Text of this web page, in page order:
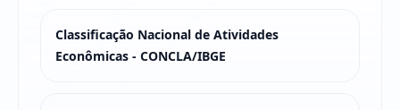
Classificação Nacional de Atividades
Econômicas - CONCLA/IBGE